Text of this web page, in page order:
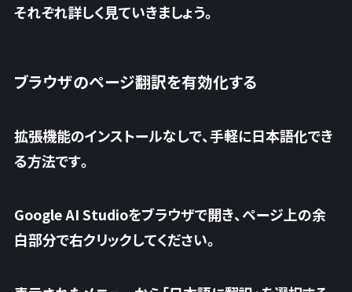
それぞれ詳しく見ていきましょう。
ブラウザのページ翻訳を有効化する
拡張機能のインストールなしで、手軽に日本語化でき
る方法です。
Google AI Studioをブラウザで開き、ページ上の余
白部分で右クリックしてください。